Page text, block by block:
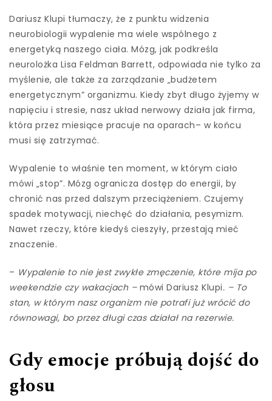
Dariusz Klupi tłumaczy, że z punktu widzenia
neurobiologii wypalenie ma wiele wspólnego z
energetyką naszego ciała. Mózg, jak podkreśla
neurolożka Lisa Feldman Barrett, odpowiada nie tylko za
myślenie, ale także za zarządzanie „budżetem
energetycznym” organizmu. Kiedy zbyt długo żyjemy w
napięciu i stresie, nasz układ nerwowy działa jak firma,
która przez miesiące pracuje na oparach– w końcu
musi się zatrzymać.
Wypalenie to właśnie ten moment, w którym ciało
mówi „stop”. Mózg ogranicza dostęp do energii, by
chronić nas przed dalszym przeciążeniem. Czujemy
spadek motywacji, niechęć do działania, pesymizm.
Nawet rzeczy, które kiedyś cieszyły, przestają mieć
znaczenie.
– Wypalenie to nie jest zwykłe zmęczenie, które mija po
weekendzie czy wakacjach –mówi Dariusz Klupi. – To
stan, w którym nasz organizm nie potrafi już wrócić do
równowagi, bo przez długi czas działał na rezerwie.
Gdy emocje próbują dojść do
głosu